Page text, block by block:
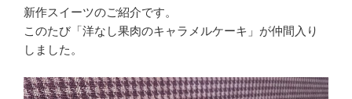
新作スイーツのご紹介です。
このたび「洋なし果肉のキャラメルケーキ」が仲間入り
しました。